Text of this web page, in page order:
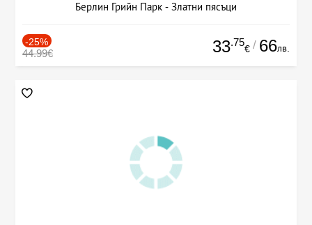
Берлин Грийн Парк - Златни пясъци
-25%
44.99€ 33.75
€ / 66лв.